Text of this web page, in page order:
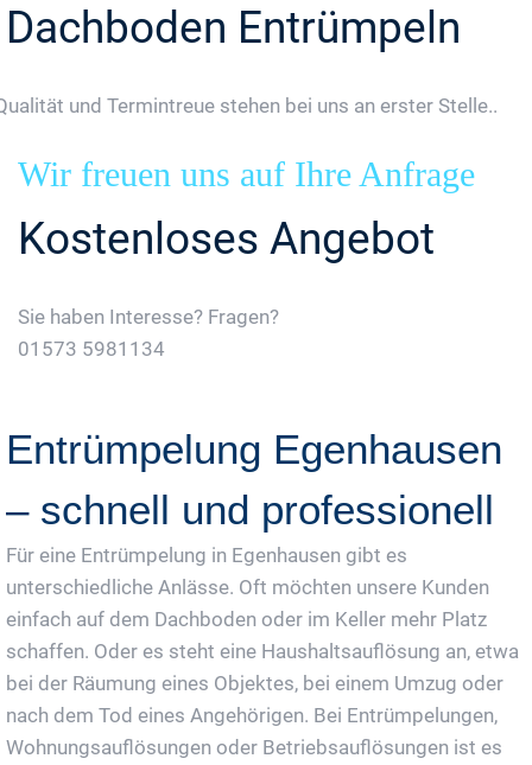
Dachboden Entrümpeln
und Termintreue stehen bei uns an erster Stelle..
Wir freuen uns auf Ihre Anfrage
Kostenloses Angebot
Sie haben Interesse? Fragen?
01573 5981134
Entrümpelung Egenhausen
– schnell und professionell
Für eine Entrümpelung in Egenhausen gibt es
unterschiedliche Anlässe. Oft möchten unsere Kunden
einfach auf dem Dachboden oder im Keller mehr Platz
schaffen. Oder es steht eine Haushaltsauflösung an, etwa
bei der Räumung eines Objektes, bei einem Umzug oder
nach dem Tod eines Angehörigen. Bei Entrümpelungen,
Wohnungsauflösungen oder Betriebsauflösungen ist es